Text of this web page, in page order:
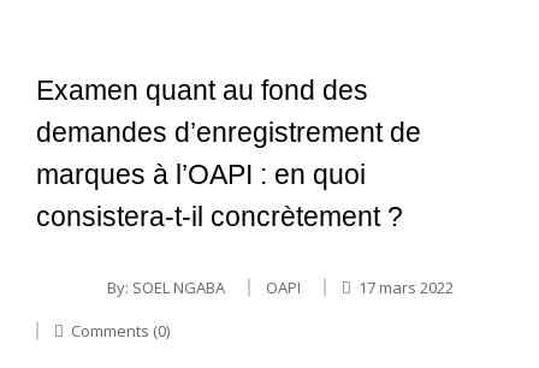
Examen quant au fond des
demandes d’enregistrement de
marques à l’OAPI : en quoi
consistera-t-il concrètement ?
By: SOEL NGABA OAPI
17 mars 2022
Comments (0)